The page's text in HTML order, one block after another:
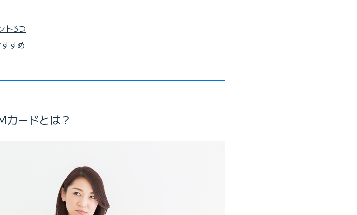
ト3つ
すめ
カードとは？